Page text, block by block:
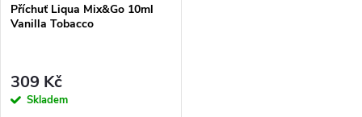
Příchuť Liqua Mix&Go 10ml
Vanilla Tobacco
309 Kč
Skladem